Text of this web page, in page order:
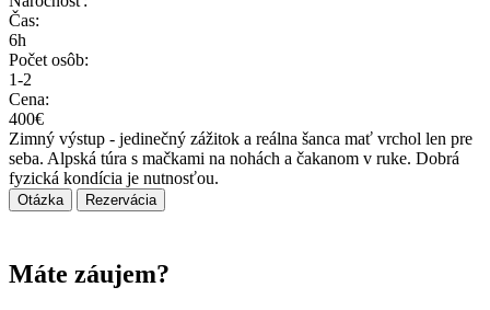
Čas:
6h
Počet osôb:
1-2
Cena:
400€
Zimný výstup - jedinečný zážitok a reálna šanca mať vrchol len pre
seba. Alpská túra s mačkami na nohách a čakanom v ruke. Dobrá
fyzická kondícia je nutnosťou.
Otázka Rezervácia
Máte záujem?